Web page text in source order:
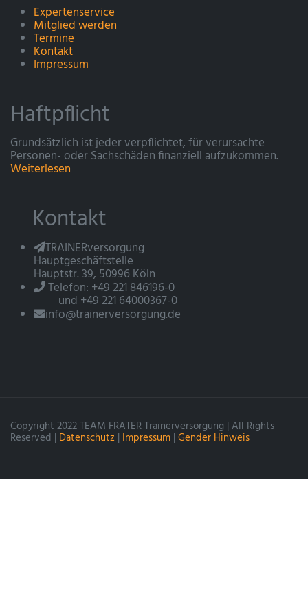
Expertenservice
Mitglied werden
Termine
Kontakt
Impressum
Haftpflicht
Grundsätzlich ist jeder verpflichtet, für verursachte
Personen- oder Sachschäden finanziell aufzukommen.
Weiterlesen
Kontakt
TRAINERversorgung
Hauptgeschäftstelle
Hauptstr. 39, 50996 Köln
Telefon: +49 221 846196-0
und +49 221 64000367-0
info@trainerversorgung.de
Copyright 2022 TEAM FRATER Trainerversorgung | All Rights
Reserved | Datenschutz | Impressum | Gender Hinweis